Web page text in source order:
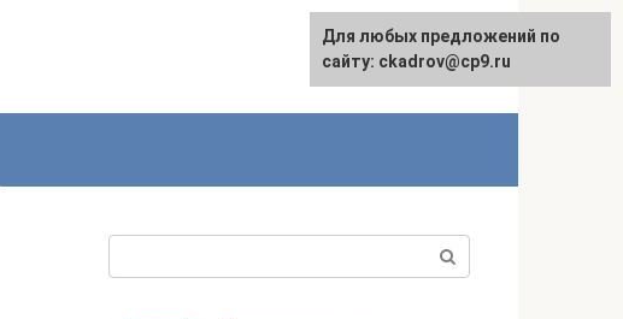
Для любых предложений по
сайту: ckadrov@cp9.ru